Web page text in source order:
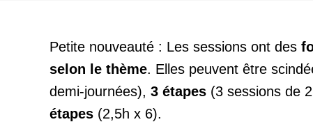
Petite nouveauté : Les sessions ont des
selon le thème. Elles peuvent être
demi-journées), 3 étapes (3 sessions de
étapes (2,5h x 6).